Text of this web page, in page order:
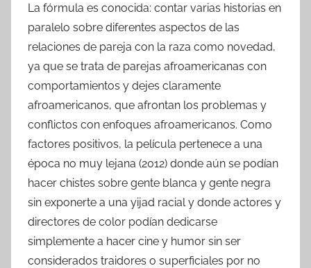
La fórmula es conocida: contar varias historias en
paralelo sobre diferentes aspectos de las
relaciones de pareja con la raza como novedad,
ya que se trata de parejas afroamericanas con
comportamientos y dejes claramente
afroamericanos, que afrontan los problemas y
conflictos con enfoques afroamericanos. Como
factores positivos, la película pertenece a una
época no muy lejana (2012) donde aún se podían
hacer chistes sobre gente blanca y gente negra
sin exponerte a una yijad racial y donde actores y
directores de color podían dedicarse
simplemente a hacer cine y humor sin ser
considerados traidores o superficiales por no